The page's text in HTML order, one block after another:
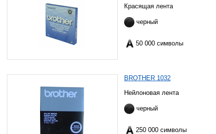
Красящая лента
черный
50 000 символы
BROTHER 1032
Нейлоновая лента
черный
250 000 символы